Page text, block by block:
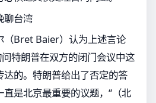
聊台湾
（Bret Baier）认为上述言论
特朗普在双方的闭门会议中这
的。特朗普给出了否定的答
是北京最重要的议题，“（北